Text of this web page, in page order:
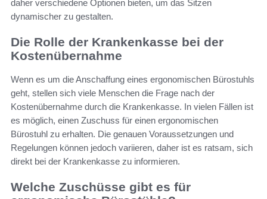
daher verschiedene Optionen bieten, um das Sitzen
dynamischer zu gestalten.
Die Rolle der Krankenkasse bei der
Kostenübernahme
Wenn es um die Anschaffung eines ergonomischen Bürostuhls
geht, stellen sich viele Menschen die Frage nach der
Kostenübernahme durch die Krankenkasse. In vielen Fällen ist
es möglich, einen Zuschuss für einen ergonomischen
Bürostuhl zu erhalten. Die genauen Voraussetzungen und
Regelungen können jedoch variieren, daher ist es ratsam, sich
direkt bei der Krankenkasse zu informieren.
Welche Zuschüsse gibt es für